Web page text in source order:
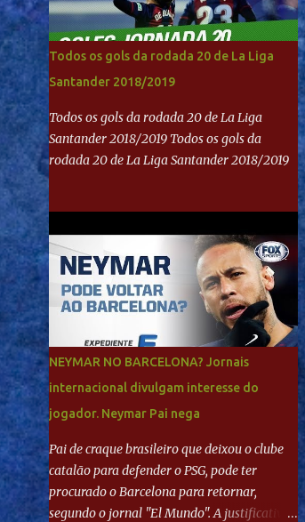
Todos os gols da rodada 20 de La Liga
Santander 2018/2019
Todos os gols da rodada 20 de La Liga
Santander 2018/2019 Todos os gols da
rodada 20 de La Liga Santander 2018/2019
NEYMAR NO BARCELONA? Jornais
internacional divulgam interesse do
jogador. Neymar Pai nega
Pai de craque brasileiro que deixou o clube
catalão para defender o PSG, pode ter
procurado o Barcelona para retornar,
segundo o jornal "El Mundo". A justificativa